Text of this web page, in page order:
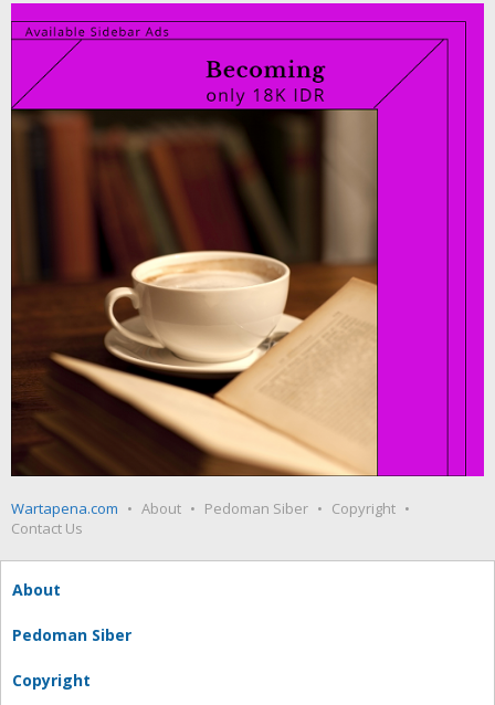
Wartapena.com About Pedoman Siber
Copyright
Contact Us
About
Pedoman Siber
Copyright